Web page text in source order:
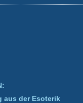
aus der Esoterik